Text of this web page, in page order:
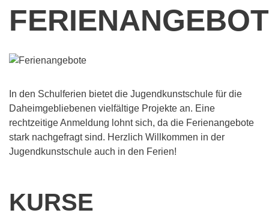
In den Schulferien bietet die Jugendkunstschule für die
Daheimgebliebenen vielfältige Projekte an. Eine
rechtzeitige Anmeldung lohnt sich, da die Ferienangebote
stark nachgefragt sind. Herzlich Willkommen in der
Jugendkunstschule auch in den Ferien!
KURSE